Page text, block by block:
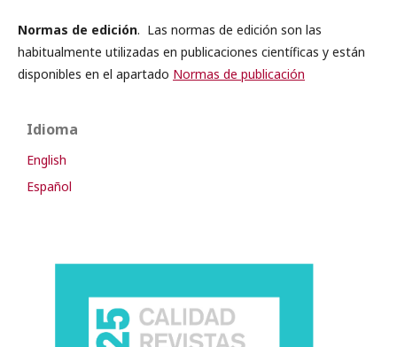
Normas de edición. Las normas de edición son las
habitualmente utilizadas en publicaciones científicas y están
disponibles en el apartado Normas de publicación
Idioma
English
Español